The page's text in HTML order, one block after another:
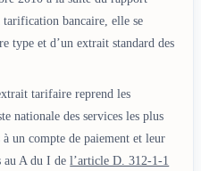
tarification bancaire, elle se
type et d’un extrait standard des
tarifaire reprend les
nationale des services les plus
à un compte de paiement et leur
au A du I del’article D. 312-1-1